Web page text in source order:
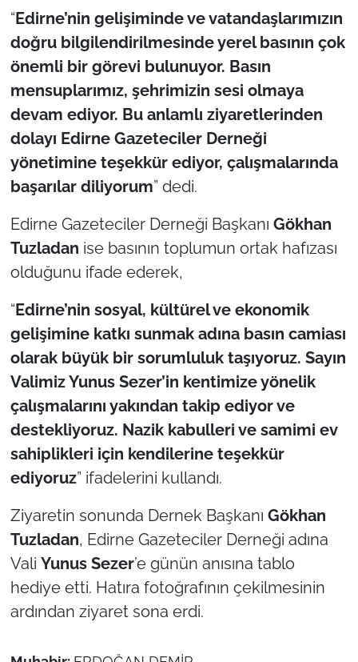
“Edirne’nin gelişiminde ve vatandaşlarımızın
doğru bilgilendirilmesinde yerel basının çok
önemli bir görevi bulunuyor. Basın
mensuplarımız, şehrimizin sesi olmaya
devam ediyor. Bu anlamlı ziyaretlerinden
dolayı Edirne Gazeteciler Derneği
yönetimine teşekkür ediyor, çalışmalarında
başarılar diliyorum” dedi.
Edirne Gazeteciler Derneği Başkanı Gökhan
Tuzladan ise basının toplumun ortak hafızası
olduğunu ifade ederek,
“Edirne’nin sosyal, kültürel ve ekonomik
gelişimine katkı sunmak adına basın camiası
olarak büyük bir sorumluluk taşıyoruz. Sayın
Valimiz Yunus Sezer’in kentimize yönelik
çalışmalarını yakından takip ediyor ve
destekliyoruz. Nazik kabulleri ve samimi ev
sahiplikleri için kendilerine teşekkür
ediyoruz” ifadelerini kullandı.
Ziyaretin sonunda Dernek Başkanı Gökhan
Tuzladan, Edirne Gazeteciler Derneği adına
Vali Yunus Sezer’e günün anısına tablo
hediye etti. Hatıra fotoğrafının çekilmesinin
ardından ziyaret sona erdi.
English News
Canlı Maç
Finans
Genel-A
Gündem-Eğitim